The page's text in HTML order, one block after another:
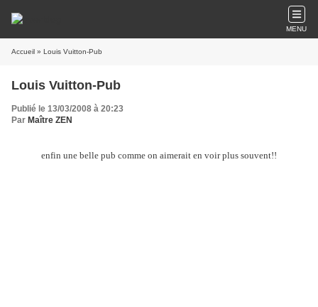
MENU
Accueil » Louis Vuitton-Pub
Louis Vuitton-Pub
Publié le 13/03/2008 à 20:23
Par Maître ZEN
enfin une belle pub comme on aimerait en voir plus souvent!!